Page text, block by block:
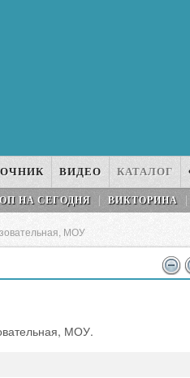
ВИДЕО КАТАЛОГ
НA СEГОДНЯ ВИКТОРИНА
МОУ
МОУ.